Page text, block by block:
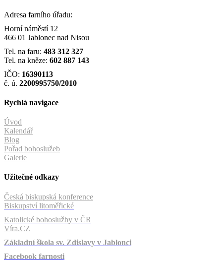
Adresa farního úřadu:
Horní náměstí 12
466 01 Jablonec nad Nisou
Tel. na faru: 483 312 327
Tel. na kněze: 602 887 143
IČO: 16390113
č. ú. 2200995750/2010
Rychlá navigace
Úvod
Kalendář
Blog
Pořad bohoslužeb
Galerie
Užitečné odkazy
Česká biskupská konference
Biskupství litoměřické
Katolické bohoslužby v ČR
Víra.CZ
Základní škola sv. Zdislavy v Jablonci
Facebook farnosti